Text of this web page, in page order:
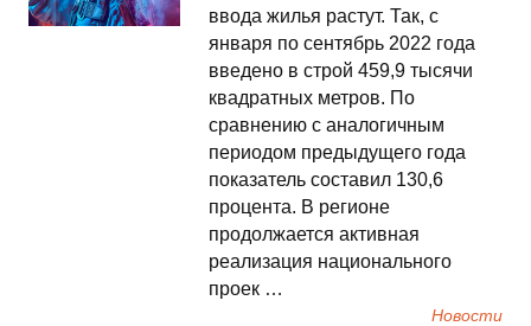
ввода жилья растут. Так, с
января по сентябрь 2022 года
введено в строй 459,9 тысячи
квадратных метров. По
сравнению с аналогичным
периодом предыдущего года
показатель составил 130,6
процента. В регионе
продолжается активная
реализация национального
проек …
Новости